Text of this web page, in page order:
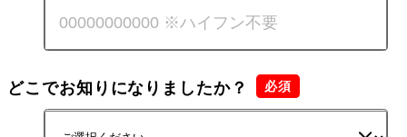
どこでお知りになりましたか？